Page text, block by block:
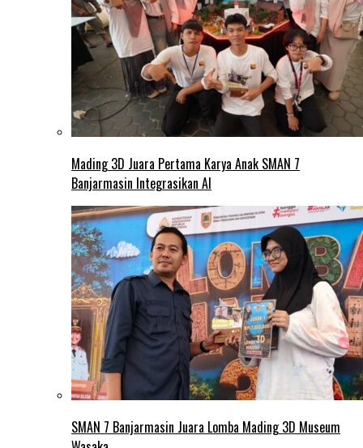
Mading 3D Juara Pertama Karya Anak SMAN 7
Banjarmasin Integrasikan AI
SMAN 7 Banjarmasin Juara Lomba Mading 3D Museum